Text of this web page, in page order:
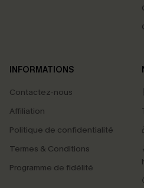
INFORMATIONS
Contactez-nous
Affiliation
Politique de confidentialité
Termes & Conditions
Programme de fidélité
-15% dès 2
*Un code par commande,
En soumettant votre adresse e-mail,
marketing (y compris du contenu
reconnaissez avoir pris connaissance
pouvons utiliser les données